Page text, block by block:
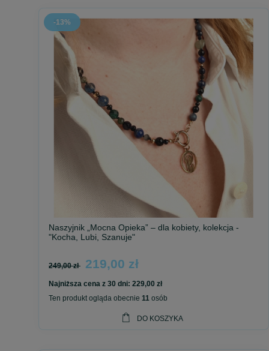
-13%
Naszyjnik „Mocna Opieka” – dla kobiety, kolekcja -
"Kocha, Lubi, Szanuje"
249,00 zł 219,00 zł
Najniższa cena z 30 dni: 229,00 zł
Ten produkt ogląda obecnie 11 osób
DO KOSZYKA